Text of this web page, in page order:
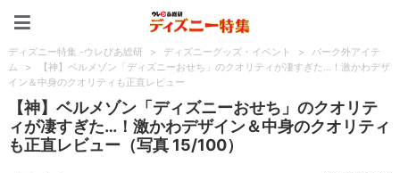
ディズニー特集 -ウレぴあ総研 > ディズニーグッズ・イベント >
パーク外アイテ
ム
>
【神】ベルメゾン「ディズニーおせち」のクオリティが凄すぎた…！激かわデザ
イン＆中身のクオリティも正直レビュー
【神】ベルメゾン「ディズニーおせち」のクオリテ
ィが凄すぎた…！激かわデザイン＆中身のクオリティ
も正直レビュー（写真 15/100）